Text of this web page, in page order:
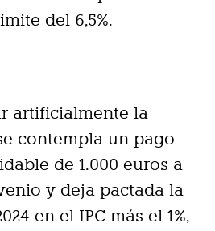
del 6,5%.
artificialmente la
contempla un pago
de 1.000 euros a
y deja pactada la
en el IPC más el 1%,